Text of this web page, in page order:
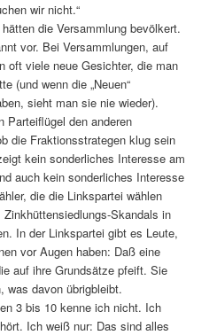
wir nicht.“
die Versammlung bevölkert.
vor. Bei Versammlungen, auf
oft viele neue Gesichter, die man
(und wenn die „Neuen“
sieht man sie nie wieder).
Parteiflügel den anderen
die Fraktionsstrategen klug sein
kein sonderliches Interesse am
auch kein sonderliches Interesse
die die Linkspartei wählen
Skandals in
In der Linkspartei gibt es Leute,
vor Augen haben: Daß eine
auf ihre Grundsätze pfeift. Sie
was davon übrigbleibt.
3 bis 10 kenne ich nicht. Ich
Ich weiß nur: Das sind alles